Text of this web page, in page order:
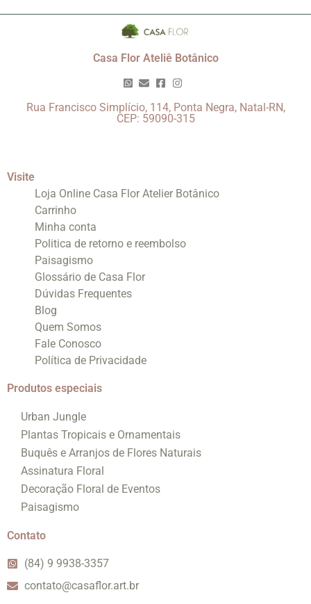
Casa Flor Ateliê Botânico
Rua Francisco Simplício, 114, Ponta Negra, Natal-RN,
CEP: 59090-315
Visite
Loja Online Casa Flor Atelier Botânico
Carrinho
Minha conta
Politica de retorno e reembolso
Paisagismo
Glossário de Casa Flor
Dúvidas Frequentes
Blog
Quem Somos
Fale Conosco
Política de Privacidade
Produtos especiais
Urban Jungle
Plantas Tropicais e Ornamentais
Buquês e Arranjos de Flores Naturais
Assinatura Floral
Decoração Floral de Eventos
Paisagismo
Contato
(84) 9 9938-3357
contato@casaflor.art.br